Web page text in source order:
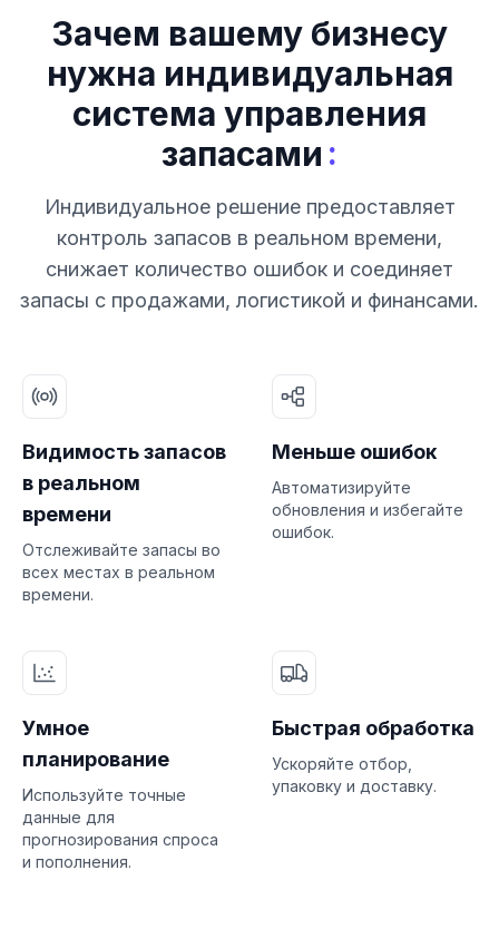
Зачем вашему бизнесу
нужна индивидуальная
система управления
запасами :
Индивидуальное решение предоставляет
контроль запасов в реальном времени,
снижает количество ошибок и соединяет
запасы с продажами, логистикой и финансами.
Видимость запасов
в реальном
времени
Отслеживайте запасы во
всех местах в реальном
времени.
Меньше ошибок
Автоматизируйте
обновления и избегайте
ошибок.
Умное
планирование
Используйте точные
данные для
прогнозирования спроса
и пополнения.
Быстрая обработка
Ускоряйте отбор,
упаковку и доставку.